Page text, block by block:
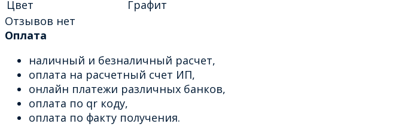
Цвет
Графит
Отзывов нет
Оплата
наличный и безналичный расчет,
оплата на расчетный счет ИП,
онлайн платежи различных банков,
оплата по qr коду,
оплата по факту получения.